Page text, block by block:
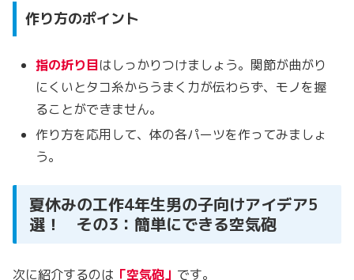
作り方のポイント
指の折り目はしっかりつけましょう。関節が曲がり
にくいとタコ糸からうまく力が伝わらず、モノを握
ることができません。
作り方を応用して、体の各パーツを作ってみましょ
う。
夏休みの工作4年生男の子向けアイデア5
選！ その3：簡単にできる空気砲
次に紹介するのは 「空気砲」 です。